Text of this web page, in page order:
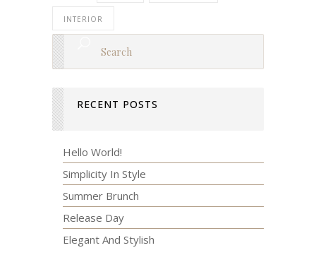
INTERIOR
RECENT POSTS
Hello World!
Simplicity In Style
Summer Brunch
Release Day
Elegant And Stylish